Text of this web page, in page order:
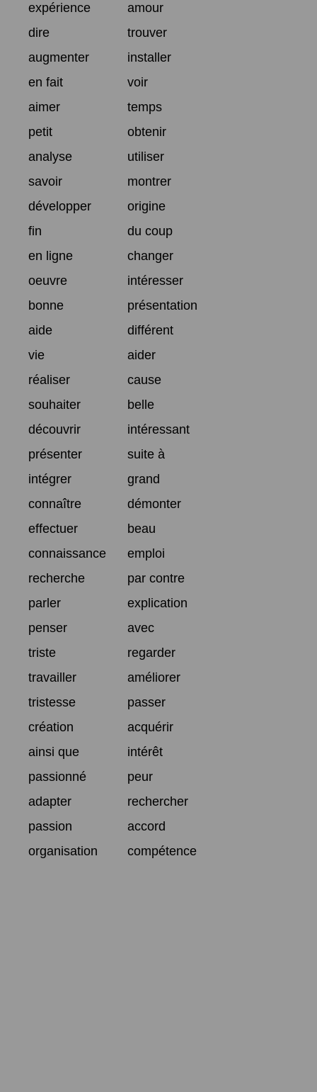
expérience
amour
dire
trouver
augmenter
installer
en fait
voir
aimer
temps
petit
obtenir
analyse
utiliser
savoir
montrer
développer
origine
fin
du coup
en ligne
changer
oeuvre
intéresser
bonne
présentation
aide
différent
vie
aider
réaliser
cause
souhaiter
belle
découvrir
intéressant
présenter
suite à
intégrer
grand
connaître
démonter
effectuer
beau
connaissance
emploi
recherche
par contre
parler
explication
penser
avec
triste
regarder
travailler
améliorer
tristesse
passer
création
acquérir
ainsi que
intérêt
passionné
peur
adapter
rechercher
passion
accord
organisation
compétence